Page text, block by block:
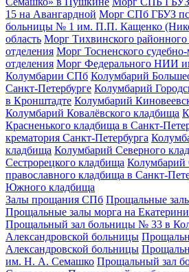
15 на Авангардной Морг СПб ГБУЗ
больницы № 1 им. П.П. Кащенко
область Морг Тихвинского
отделения Морг Тосненского
отделения Морг Федерального НИИ
Колумбарии СПб Колумбарий
Санкт-Петербурге Колумбарий
в Кронштадте Колумбарий
Колумбарий Ковалёвского кладбища
Красненького кладбища в Санкт-
крематория Cанкт-Петербурга
кладбища Колумбарий Северного
Сестрорецкого кладбища Колумбарий
православного кладбища в Санкт-
Южного кладбища
Залы прощания СПб Прощальные
Прощальные залы морга на
Прощальный зал больницы № 33 в
Александровской больницы
Александровской больницы
им. Н. А. Семашко Прощальный зал